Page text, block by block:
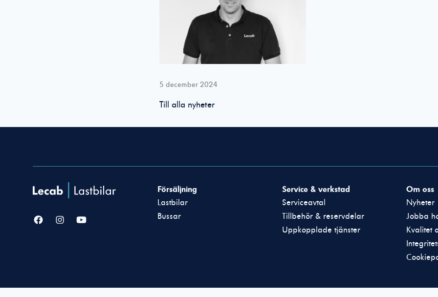
5 december 2024
Till alla nyheter
Försäljning
Lastbilar
Bussar
Service & verkstad
Serviceavtal
Tillbehör & reservdelar
Uppkopplade tjänster
Om oss
Nyheter
Jobba
Kvalitet
går inte att
behövs för att
hemsidan över
huvud taget